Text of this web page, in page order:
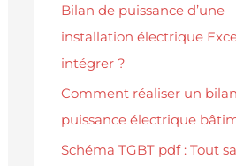
Bilan de puissance d’une
installation électrique
intégrer ?
Comment réaliser un
puissance électrique
Schéma TGBT pdf : Tout